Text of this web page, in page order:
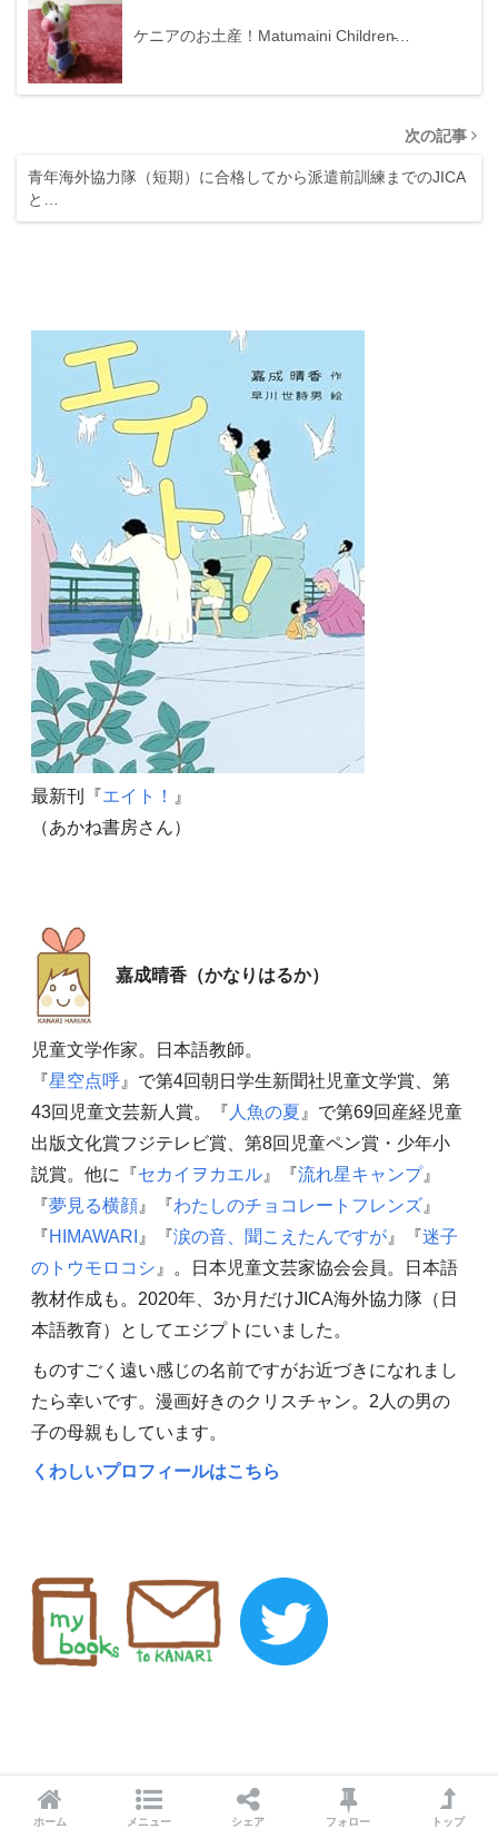
ケニアのお土産！Matumaini Children̵…
次の記事
青年海外協力隊（短期）に合格してから派遣前訓練までのJICA
と…
最新刊『エイト！
』
（あかね書房さん）
嘉成晴香（かなりはるか）
児童文学作家。日本語教師。
『星空点呼』で第4回朝日学生新聞社児童文学賞、第
43回児童文芸新人賞。『 人魚の夏 』で第69回産経児童
出版文化賞フジテレビ賞、第8回児童ペン賞・少年小
説賞。他に『セカイヲカエル』『流れ星キャンプ』
『夢見る横顔』『わたしのチョコレートフレンズ』
『HIMAWARI 』『涙の音、聞こえたんですが』『迷子
のトウモロコシ 』。日本児童文芸家協会会員。日本語
教材作成も。2020年、3か月だけJICA海外協力隊（日
本語教育）としてエジプトにいました。
ものすごく遠い感じの名前ですがお近づきになれまし
たら幸いです。漫画好きのクリスチャン。2人の男の
子の母親もしています。
くわしいプロフィールはこちら
ホーム メニュー シェア フォロー トップ